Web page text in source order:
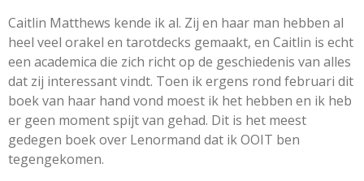
Caitlin Matthews kende ik al. Zij en haar man hebben al
heel veel orakel en tarotdecks gemaakt, en Caitlin is echt
een academica die zich richt op de geschiedenis van alles
dat zij interessant vindt. Toen ik ergens rond februari dit
boek van haar hand vond moest ik het hebben en ik heb
er geen moment spijt van gehad. Dit is het meest
gedegen boek over Lenormand dat ik OOIT ben
tegengekomen.